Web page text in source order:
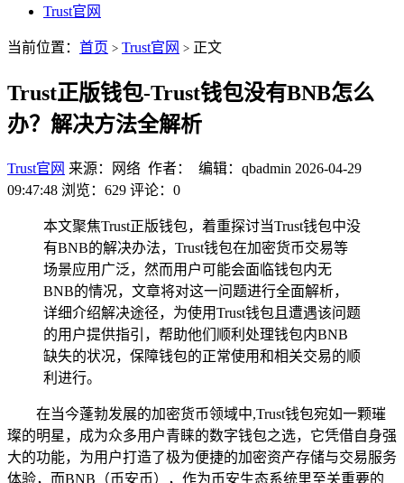
Trust官网
当前位置： 首页 > Trust官网 > 正文
Trust正版钱包-Trust钱包没有BNB怎么
办？解决方法全解析
Trust官网 来源：网络 作者： 编辑：qbadmin 2026-04-29
09:47:48 浏览：629 评论：0
本文聚焦Trust正版钱包，着重探讨当Trust钱包中没
有BNB的解决办法，Trust钱包在加密货币交易等
场景应用广泛，然而用户可能会面临钱包内无
BNB的情况，文章将对这一问题进行全面解析，
详细介绍解决途径，为使用Trust钱包且遭遇该问题
的用户提供指引，帮助他们顺利处理钱包内BNB
缺失的状况，保障钱包的正常使用和相关交易的顺
利进行。
在当今蓬勃发展的加密货币领域中,Trust钱包宛如一颗璀
璨的明星，成为众多用户青睐的数字钱包之选，它凭借自身强
大的功能，为用户打造了极为便捷的加密资产存储与交易服务
体验，而BNB（币安币），作为币安生态系统里至关重要的